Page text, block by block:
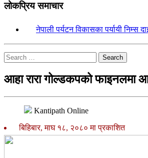
लोकप्रिय समाचार
नेपाली पर्यटन विकासका पर्यायी निम्स
Search
आहा रारा गोल्डकपको फाइनलमा
Kantipath Online
बिहिबार, माघ १८, २०८० मा प्रकाशित